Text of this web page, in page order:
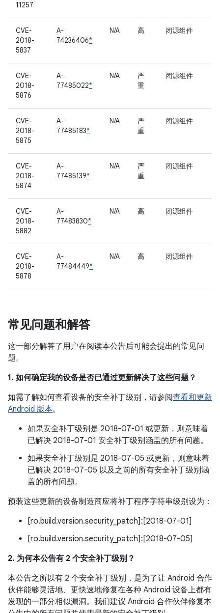
11257
CVE-
2018-
5837
A-
74236406*
N/A 高 闭源组件
CVE-
2018-
5876
A-
77485022*
N/A
严
重
闭源组件
CVE-
2018-
5875
A-
77485183*
N/A
严
重
闭源组件
CVE-
2018-
5874
A-
77485139*
N/A
严
重
闭源组件
CVE-
2018-
5882
A-
77483830*
N/A 高 闭源组件
CVE-
2018-
5878
A-
77484449*
N/A 高 闭源组件
常见问题和解答
这一部分解答了用户在阅读本公告后可能会提出的常见问
题。
1. 如何确定我的设备是否已通过更新解决了这些问题？
如需了解如何查看设备的安全补丁级别，请参阅查看和更新
Android 版本。
如果安全补丁级别是 2018-07-01 或更新，则意味着
已解决 2018-07-01 安全补丁级别涵盖的所有问题。
如果安全补丁级别是 2018-07-05 或更新，则意味着
已解决 2018-07-05 以及之前的所有安全补丁级别涵
盖的所有问题。
预装这些更新的设备制造商应将补丁程序字符串级别设为：
[ro.build.version.security_patch]:[2018-07-01]
[ro.build.version.security_patch]:[2018-07-05]
2. 为何本公告有 2 个安全补丁级别？
本公告之所以有 2 个安全补丁级别，是为了让 Android 合作
伙伴能够灵活地、更快速地修复在各种 Android 设备上都有
发现的一部分相似漏洞。我们建议 Android 合作伙伴修复本